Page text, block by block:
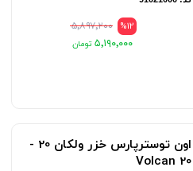
%12 ۵٬۸۹۷٬۲۰۰
۵٬۱۹۰٬۰۰۰
اون توسترپارس خزر ولکان 20 -
Volcan 20